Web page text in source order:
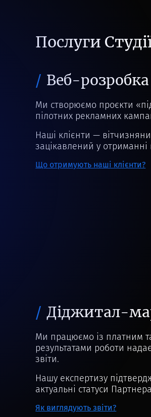
Послуги
Веб-розробка
Ми створюємо проєкти
пілотних рекламних
Наші клієнти —
зацікавлений у отриманні
Що отримують наші клієнти?
Діджитал-
Ми працюємо із платним
результатами роботи
звіти.
Нашу експертизу
актуальні статуси
Як виглядують звіти?